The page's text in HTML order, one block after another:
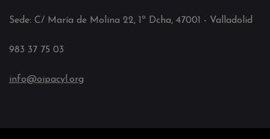
Sede: C/ María de Molina 22, 1º Dcha, 4700 - Valladolid
983 37 75 03
info@oipacyl.org